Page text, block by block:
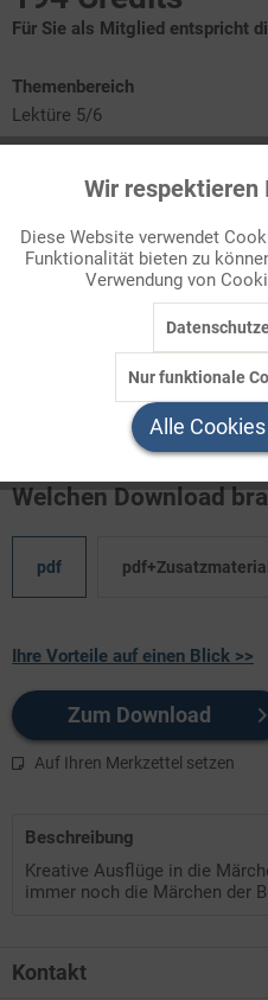
Für Sie als Mitglied entspricht
Themenbereich
Lektüre 5/6
Vom Sammeln und
Vom Froschkönig
Märchenmixtur
Ohne Frage sind es immer
die die kindliche Sozialisation
sie heutzutage oft über ...
Welchen Download
pdf pdf+Zusatzmaterial
Ihre Vorteile auf einen Blick >>
Zum Download
Auf Ihren Merkzettel setzen
Beschreibung
Kreative Ausflüge in die
immer noch die Märchen der
Kontakt
Funktionale
Marketing
Wir respektieren
Diese Website verwendet
Funktionalität bieten zu
Verwendung von
Nur funktionale
Alle